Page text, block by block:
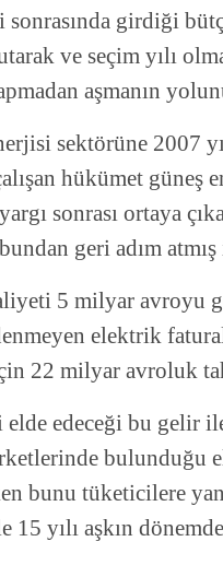
girdiği
ve seçim yılı
aşmanın
sektörüne 2007
hükümet güneş
sonrası ortaya
geri adım
5 milyar avroyu
elektrik
22 milyar avroluk
edeceği bu gelir
bulunduğu
bunu tüketicilere
yılı aşkın